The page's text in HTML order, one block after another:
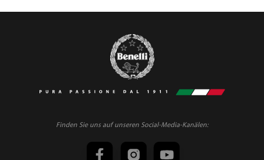
Finden Sie uns auf unseren Social-Media-Kanälen: